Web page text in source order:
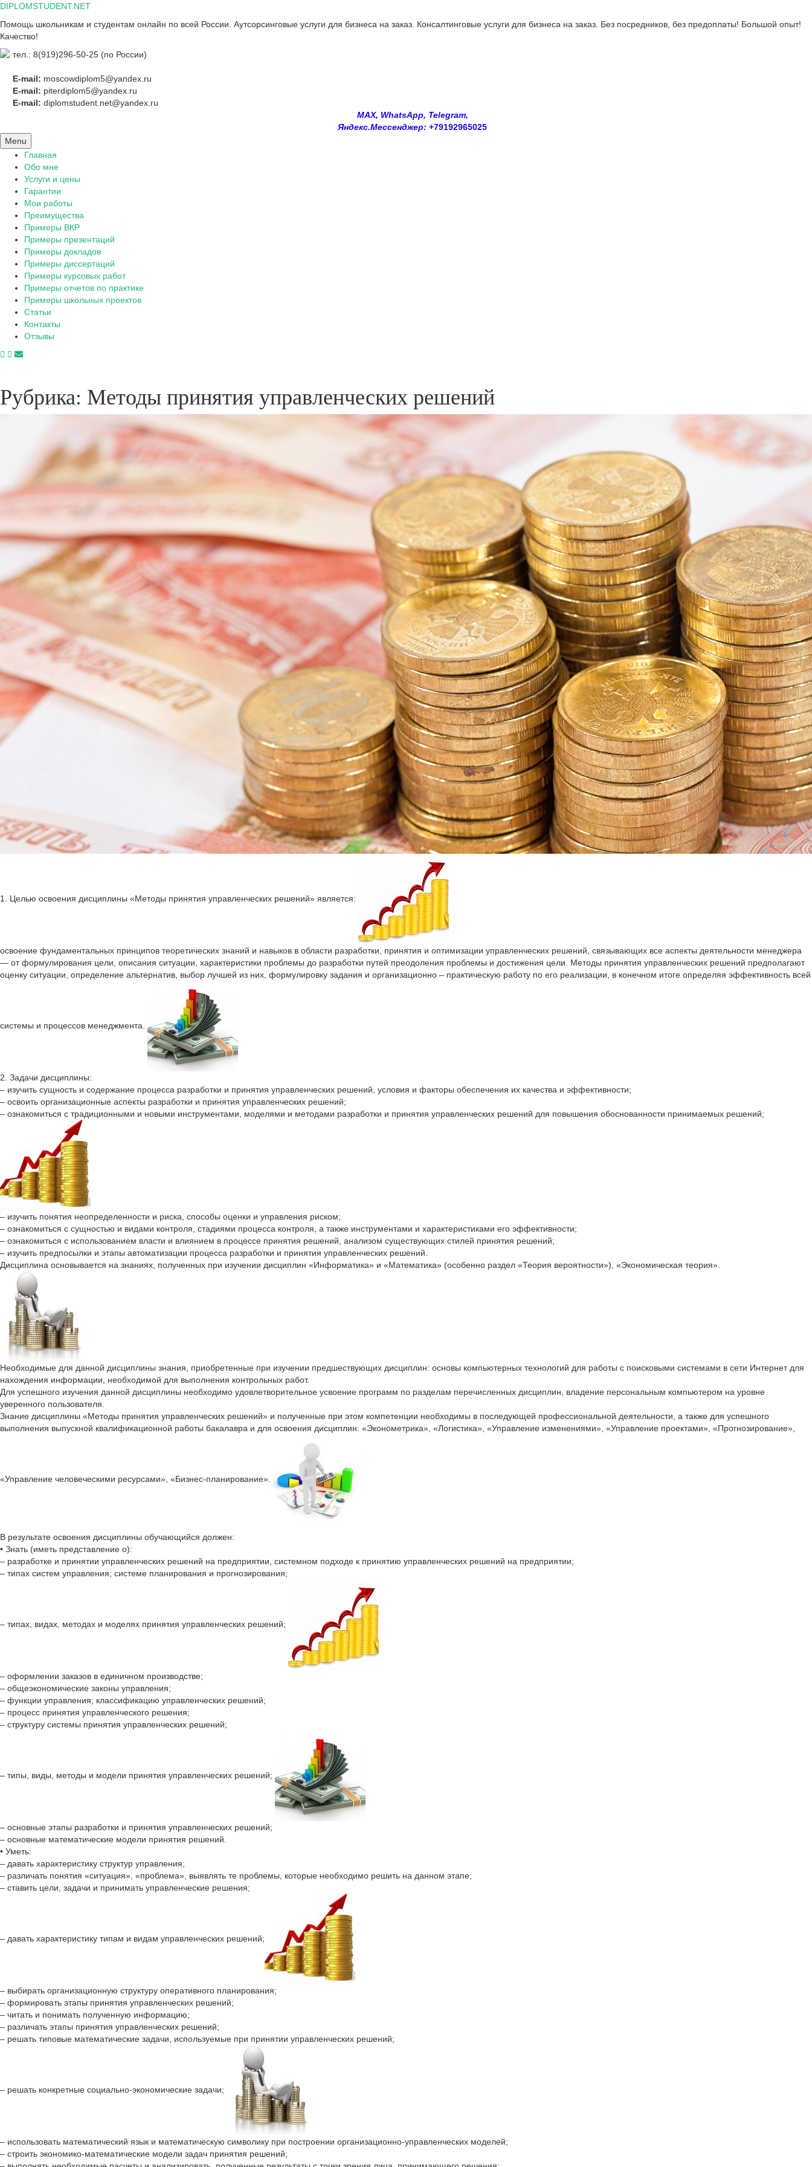
Skip
content
DIPLOMSTUDENT.NET
Помощь школьникам и студентам онлайн по всей России. Аутсорсинговые услуги для бизнеса на заказ. Консалтинговые услуги для бизнеса на заказ. Без посредников, без предоплаты! Большой опыт!
Качество!
тел.: 8(919)296-50-25 (по России)
E-mail: moscowdiplom5@yandex.ru
E-mail: piterdiplom5@yandex.ru
E-mail: diplomstudent.net@yandex.ru
MAX, WhatsApp, Telegram,
Яндекс.Мессенджер: +79192965025
Menu
Главная
Обо мне
Услуги и цены
Гарантии
Мои работы
Преимущества
Примеры ВКР
Примеры презентаций
Примеры докладов
Примеры диссертаций
Примеры курсовых работ
Примеры отчетов по практике
Примеры школьных проектов
Статьи
Контакты
Отзывы
Рубрика: Методы принятия управленческих решений
1. Целью освоения дисциплины «Методы принятия управленческих решений» является:
освоение фундаментальных принципов теоретических знаний и навыков в области разработки, принятия и оптимизации управленческих решений, связывающих все аспекты деятельности менеджера
— от формулирования цели, описания ситуации, характеристики проблемы до разработки путей преодоления проблемы и достижения цели. Методы принятия управленческих решений предполагают
оценку ситуации, определение альтернатив, выбор лучшей из них, формулировку задания и организационно – практическую работу по его реализации, в конечном итоге определяя эффективность всей
системы и процессов менеджмента.
2. Задачи дисциплины:
– изучить сущность и содержание процесса разработки и принятия управленческих решений, условия и факторы обеспечения их качества и эффективности;
– освоить организационные аспекты разработки и принятия управленческих решений;
– ознакомиться с традиционными и новыми инструментами, моделями и методами разработки и принятия управленческих решений для повышения обоснованности принимаемых решений;
– изучить понятия неопределенности и риска, способы оценки и управления риском;
– ознакомиться с сущностью и видами контроля, стадиями процесса контроля, а также инструментами и характеристиками его эффективности;
– ознакомиться с использованием власти и влиянием в процессе принятия решений, анализом существующих стилей принятия решений;
– изучить предпосылки и этапы автоматизации процесса разработки и принятия управленческих решений.
Дисциплина основывается на знаниях, полученных при изучении дисциплин «Информатика» и «Математика» (особенно раздел «Теория вероятности»), «Экономическая теория».
Необходимые для данной дисциплины знания, приобретенные при изучении предшествующих дисциплин: основы компьютерных технологий для работы с поисковыми системами в сети Интернет для
нахождения информации, необходимой для выполнения контрольных работ.
Для успешного изучения данной дисциплины необходимо удовлетворительное усвоение программ по разделам перечисленных дисциплин, владение персональным компьютером на уровне
уверенного пользователя.
Знание дисциплины «Методы принятия управленческих решений» и полученные при этом компетенции необходимы в последующей профессиональной деятельности, а также для успешного
выполнения выпускной квалификационной работы бакалавра и для освоения дисциплин: «Эконометрика», «Логистика», «Управление изменениями», «Управление проектами», «Прогнозирование»,
«Управление человеческими ресурсами», «Бизнес-планирование».
В результате освоения дисциплины обучающийся должен:
• Знать (иметь представление о):
– разработке и принятии управленческих решений на предприятии, системном подходе к принятию управленческих решений на предприятии;
– типах систем управления; системе планирования и прогнозирования;
– типах, видах, методах и моделях принятия управленческих решений;
– оформлении заказов в единичном производстве;
– общеэкономические законы управления;
– функции управления; классификацию управленческих решений;
– процесс принятия управленческого решения;
– структуру системы принятия управленческих решений;
– типы, виды, методы и модели принятия управленческих решений;
– основные этапы разработки и принятия управленческих решений;
– основные математические модели принятия решений.
• Уметь:
– давать характеристику структур управления;
– различать понятия «ситуация», «проблема», выявлять те проблемы, которые необходимо решить на данном этапе;
– ставить цели, задачи и принимать управленческие решения;
– давать характеристику типам и видам управленческих решений;
– выбирать организационную структуру оперативного планирования;
– формировать этапы принятия управленческих решений;
– читать и понимать полученную информацию;
– различать этапы принятия управленческих решений;
– решать типовые математические задачи, используемые при принятии управленческих решений;
– решать конкретные социально-экономические задачи;
– использовать математический язык и математическую символику при построении организационно-управленческих моделей;
– строить экономико-математические модели задач принятия решений;